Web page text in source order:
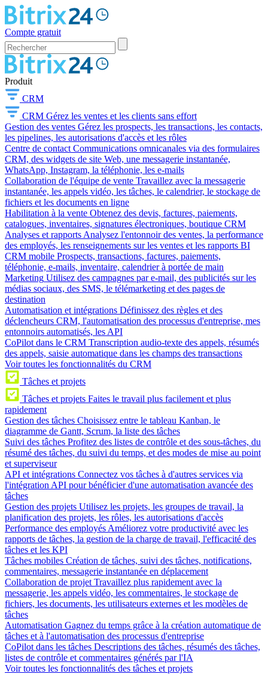
Compte gratuit
Produit
CRM
CRM Gérez les ventes et les clients sans effort
Gestion des ventes Gérez les prospects, les transactions, les contacts,
les pipelines, les autorisations d'accès et les rôles
Centre de contact Communications omnicanales via des formulaires
CRM, des widgets de site Web, une messagerie instantanée,
WhatsApp, Instagram, la téléphonie, les e-mails
Collaboration de l'équipe de vente Travaillez avec la messagerie
instantanée, les appels vidéo, les tâches, le calendrier, le stockage de
fichiers et les documents en ligne
Habilitation à la vente Obtenez des devis, factures, paiements,
catalogues, inventaires, signatures électroniques, boutique CRM
Analyses et rapports Analysez l'entonnoir des ventes, la performance
des employés, les renseignements sur les ventes et les rapports BI
CRM mobile Prospects, transactions, factures, paiements,
téléphonie, e-mails, inventaire, calendrier à portée de main
Marketing Utilisez des campagnes par e-mail, des publicités sur les
médias sociaux, des SMS, le télémarketing et des pages de
destination
Automatisation et intégrations Définissez des règles et des
déclencheurs CRM, l'automatisation des processus d'entreprise, mes
entonnoirs automatisés, les API
CoPilot dans le CRM Transcription audio-texte des appels, résumés
des appels, saisie automatique dans les champs des transactions
Voir toutes les fonctionnalités du CRM
Tâches et projets
Tâches et projets Faites le travail plus facilement et plus
rapidement
Gestion des tâches Choisissez entre le tableau Kanban, le
diagramme de Gantt, Scrum, la liste des tâches
Suivi des tâches Profitez des listes de contrôle et des sous-tâches, du
résumé des tâches, du suivi du temps, et des modes de mise au point
et superviseur
API et intégrations Connectez vos tâches à d'autres services via
l'intégration API pour bénéficier d'une automatisation avancée des
tâches
Gestion des projets Utilisez les projets, les groupes de travail, la
planification des projets, les rôles, les autorisations d'accès
Performance des employés Améliorez votre productivité avec les
rapports de tâches, la gestion de la charge de travail, l'efficacité des
tâches et les KPI
Tâches mobiles Création de tâches, suivi des tâches, notifications,
commentaires, messagerie instantanée en déplacement
Collaboration de projet Travaillez plus rapidement avec la
messagerie, les appels vidéo, les commentaires, le stockage de
fichiers, les documents, les utilisateurs externes et les modèles de
tâches
Automatisation Gagnez du temps grâce à la création automatique de
tâches et à l'automatisation des processus d'entreprise
CoPilot dans les tâches Descriptions des tâches, résumés des tâches,
listes de contrôle et commentaires générés par l'IA
Voir toutes les fonctionnalités des tâches et projets